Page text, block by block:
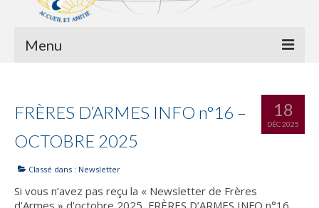
Menu
L’association
STATUTS
Composition du Bureau
Nos activités
18
DÉC 2025
FRÈRES D’ARMES INFO n°16 –
OCTOBRE 2025
Classé dans : Newsletter
Si vous n’avez pas reçu la « Newsletter de Frères